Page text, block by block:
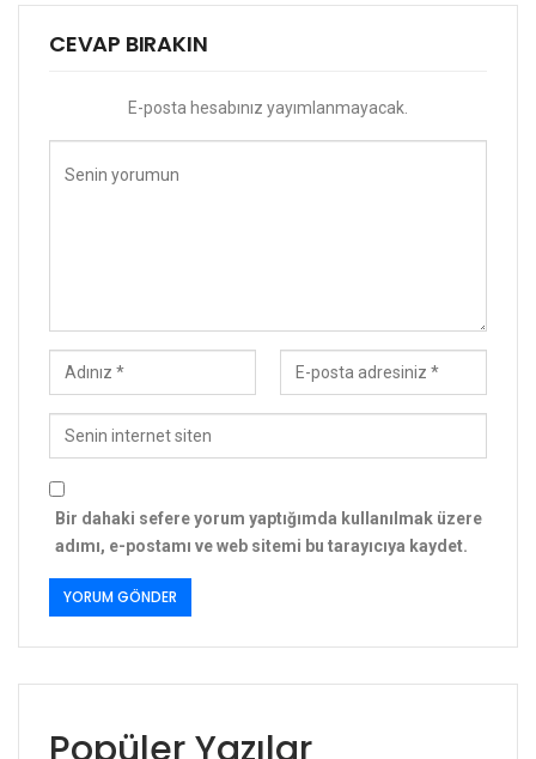
CEVAP BIRAKIN
E-posta hesabınız yayımlanmayacak.
Bir dahaki sefere yorum yaptığımda kullanılmak üzere
adımı, e-postamı ve web sitemi bu tarayıcıya kaydet.